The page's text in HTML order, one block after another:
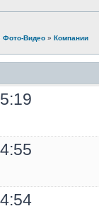
Фото-Видео » Компании